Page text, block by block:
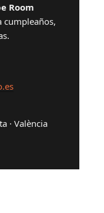
Room
cumpleaños,
· València